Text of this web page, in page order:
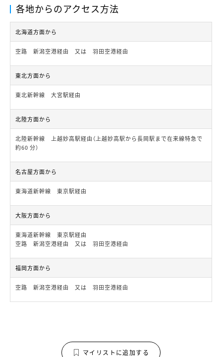
各地からのアクセス方法
北海道方面から
空路 新潟空港経由 又は 羽田空港経由
東北方面から
東北新幹線 大宮駅経由
北陸方面から
北陸新幹線 上越妙高駅経由（上越妙高駅から長岡駅まで在来線特急で
約60 分）
名古屋方面から
東海道新幹線 東京駅経由
大阪方面から
東海道新幹線 東京駅経由
空路 新潟空港経由 又は 羽田空港経由
福岡方面から
空路 新潟空港経由 又は 羽田空港経由
マイリストに追加する